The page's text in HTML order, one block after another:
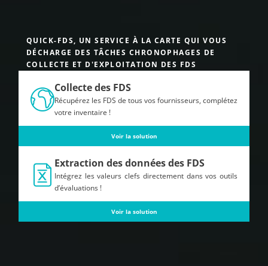
QUICK-FDS, UN SERVICE À LA CARTE QUI VOUS
DÉCHARGE DES TÂCHES CHRONOPHAGES DE
COLLECTE ET D'EXPLOITATION DES FDS
Collecte des FDS
Récupérez les FDS de tous vos fournisseurs, complétez
votre inventaire !
Voir la solution
Extraction des données des FDS
Intégrez les valeurs clefs directement dans vos outils
d’évaluations !
Voir la solution